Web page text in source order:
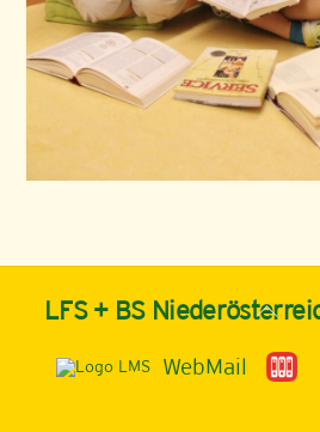
Back
Top
LFS + BS
WebMail